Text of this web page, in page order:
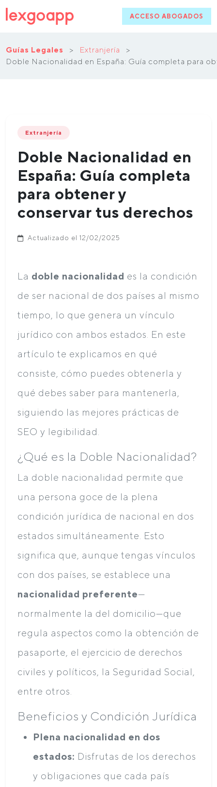
ACCESO ABOGADOS
Guías Legales > Extranjería
>
Doble Nacionalidad en España: Guía completa para
Extranjería
Doble Nacionalidad en
España: Guía completa
para obtener y
conservar tus derechos
Actualizado el 12/02/2025
La doble nacionalidad es la condición
de ser nacional de dos países al mismo
tiempo, lo que genera un vínculo
jurídico con ambos estados. En este
artículo te explicamos en qué
consiste, cómo puedes obtenerla y
qué debes saber para mantenerla,
siguiendo las mejores prácticas de
SEO y legibilidad.
¿Qué es la Doble Nacionalidad?
La doble nacionalidad permite que
una persona goce de la plena
condición jurídica de nacional en dos
estados simultáneamente. Esto
significa que, aunque tengas vínculos
con dos países, se establece una
nacionalidad preferente—
normalmente la del domicilio—que
regula aspectos como la obtención de
pasaporte, el ejercicio de derechos
civiles y políticos, la Seguridad Social,
entre otros.
Beneficios y Condición Jurídica
Plena nacionalidad en dos
estados: Disfrutas de los derechos
y obligaciones que cada país